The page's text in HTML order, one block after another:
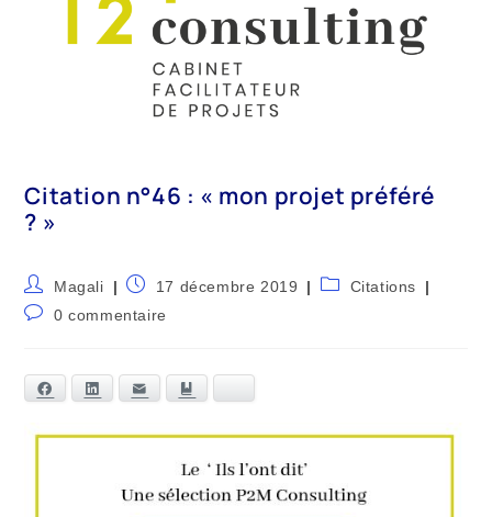
Citation n°46 : « mon projet préféré
? »
Magali 17 décembre 2019
Citations
0 commentaire
Facebook LinkedIn E-mail